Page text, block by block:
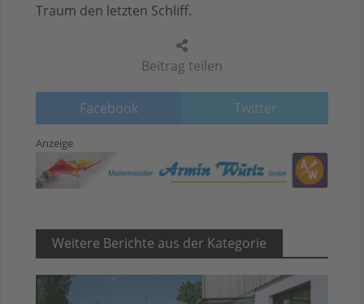
Beitrag teilen
Facebook Twitter
Traum den letzten Schliff.
Anzeige
Weitere Berichte aus der Kategorie